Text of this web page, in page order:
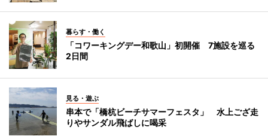
暮らす・働く
「コワーキングデー和歌山」初開催 7施設を巡る
2日間
見る・遊ぶ
串本で「橋杭ビーチサマーフェスタ」 水上ござ走
りやサンダル飛ばしに喝采